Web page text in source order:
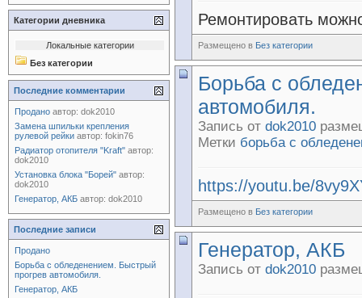
Ремонтировать
Размещено в Без категории
Борьба с
автомобиля.
Запись от dok2010
Метки борьба с
https://youtu.be/
Размещено в Без категории
Генератор, АКБ
Запись от dok2010
Категории дневника
Локальные категории
Без категории
Последние комментарии
Продано автор: dok2010
Замена шпильки крепления
рулевой рейки автор: fokin76
Радиатор отопителя "Kraft" автор:
dok2010
Установка блока "Борей" автор:
dok2010
Генератор, АКБ автор: dok2010
Последние записи
Продано
Борьба с обледенением. Быстрый
прогрев автомобиля.
Генератор, АКБ